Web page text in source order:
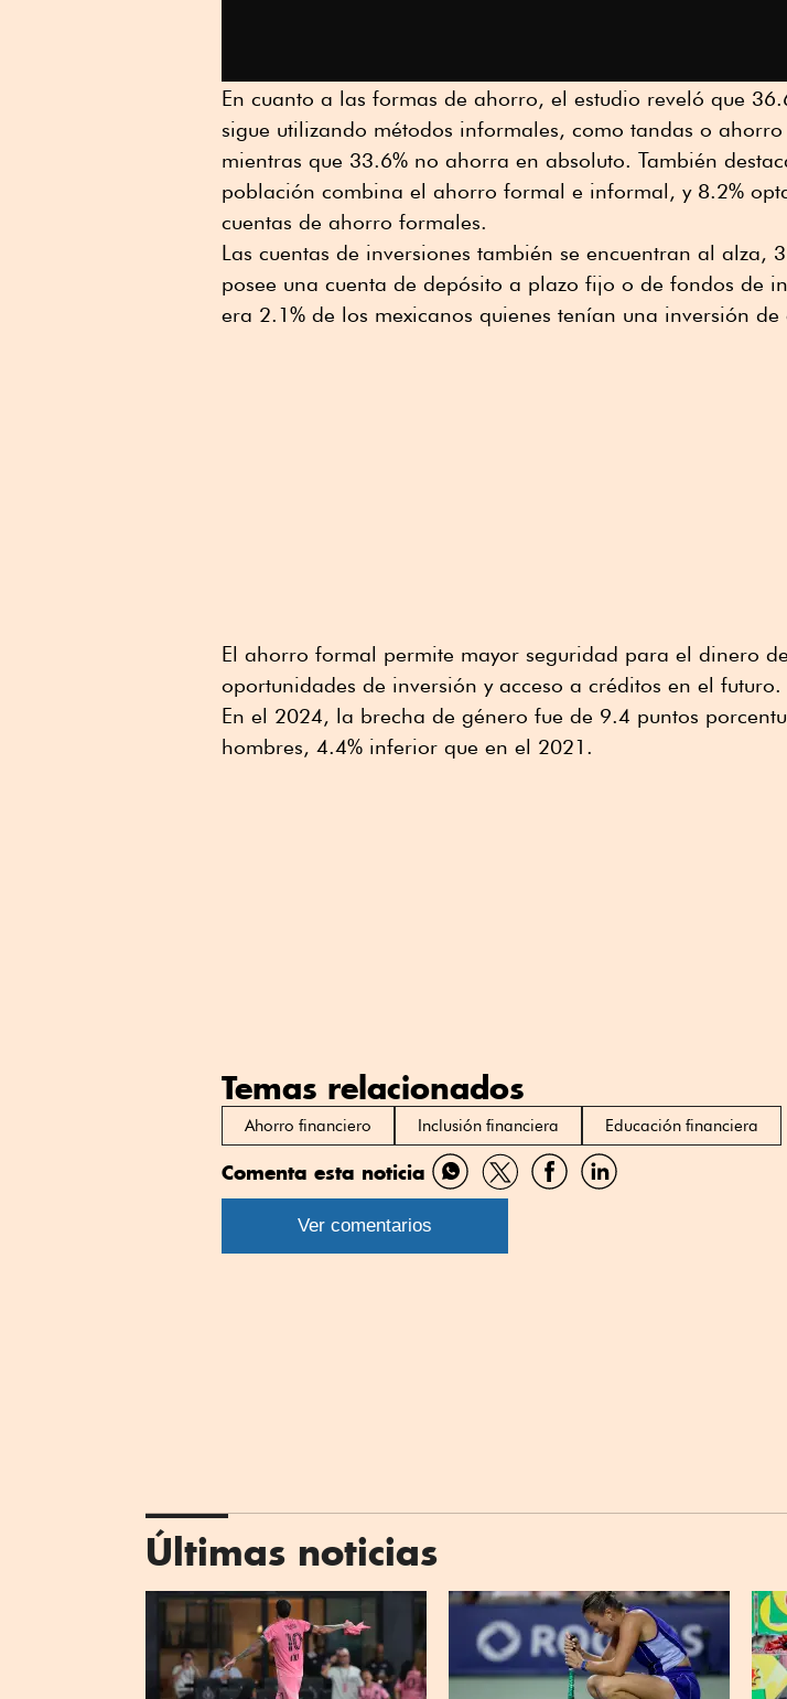
En cuanto a las formas de ahorro, el estudio reveló que
sigue utilizando métodos informales, como tandas o
mientras que 33.6% no ahorra en absoluto. También
población combina el ahorro formal e informal, y 8.2%
cuentas de ahorro formales.
Las cuentas de inversiones también se encuentran al alza,
posee una cuenta de depósito a plazo fijo o de fondos de
era 2.1% de los mexicanos quienes tenían una inversión de
El ahorro formal permite mayor seguridad para el dinero
oportunidades de inversión y acceso a créditos en el futuro.
En el 2024, la brecha de género fue de 9.4 puntos
hombres, 4.4% inferior que en el 2021.
Temas relacionados
Ahorro financiero Inclusión financiera Educación financiera
Comenta esta noticia
Compartir
por
Compartir
por
CompartirCompartir
Ver comentarios
Últimas noticias